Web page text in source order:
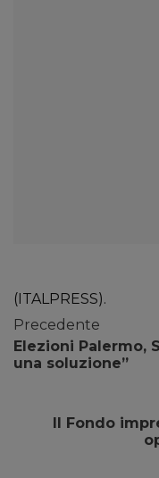
(ITALPRESS).
Precedente
Elezioni Palermo,
una soluzione”
Il Fondo